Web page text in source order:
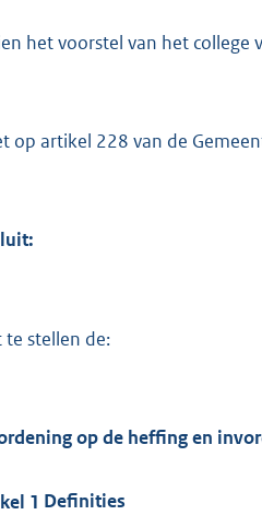
het voorstel van het college
op artikel 228 van de
te stellen de:
op de heffing en
1 Definities